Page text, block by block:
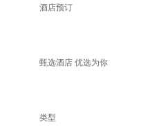
酒店预订
甄选酒店 优选为你
类型